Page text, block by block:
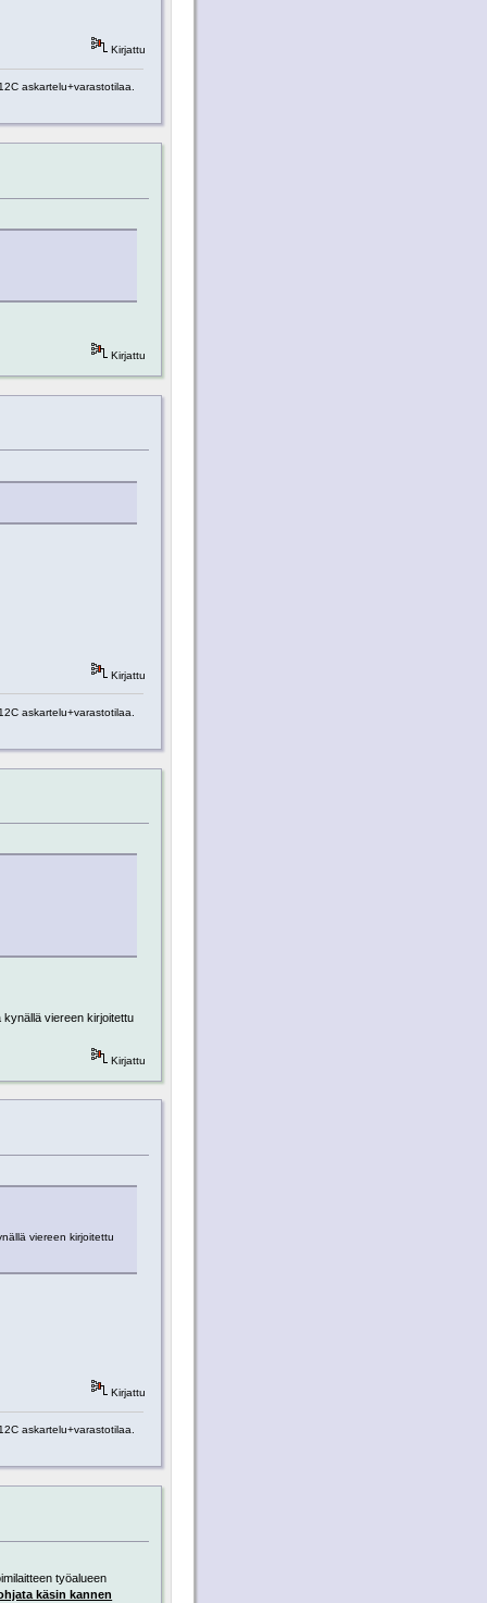
Kirjattu
askartelu+varastotilaa.
Kirjattu
Kirjattu
askartelu+varastotilaa.
viereen kirjoitettu
Kirjattu
viereen kirjoitettu
Kirjattu
askartelu+varastotilaa.
työalueen
käsin kannen